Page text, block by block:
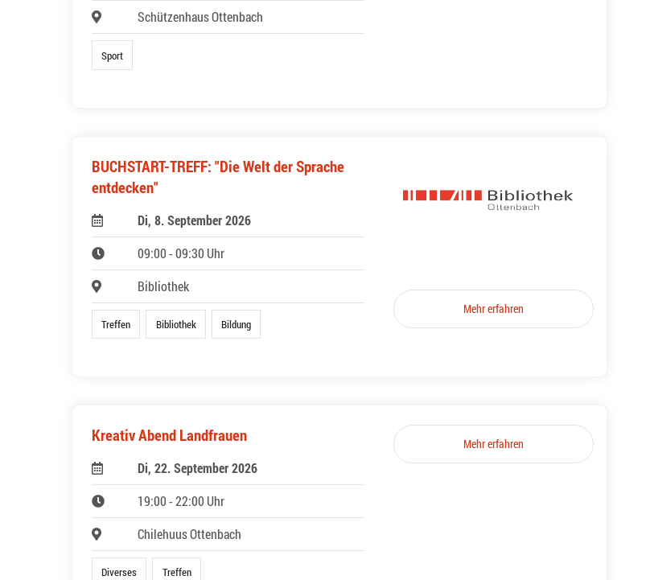
Schützenhaus Ottenbach
Sport
BUCHSTART-TREFF: "Die Welt der Sprache
entdecken"
Di, 8. September 2026
09:00 - 09:30 Uhr
Bibliothek
Treffen Bibliothek Bildung
Mehr erfahren
Kreativ Abend Landfrauen
Di, 22. September 2026
19:00 - 22:00 Uhr
Chilehuus Ottenbach
Diverses Treffen
Mehr erfahren